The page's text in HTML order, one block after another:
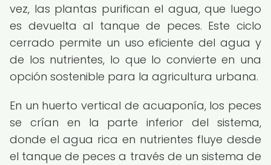
vez, las plantas purifican el agua, que luego
es devuelta al tanque de peces. Este ciclo
cerrado permite un uso eficiente del agua y
de los nutrientes, lo que lo convierte en una
opción sostenible para la agricultura urbana.
En un huerto vertical de acuaponía, los peces
se crían en la parte inferior del sistema,
donde el agua rica en nutrientes fluye desde
el tanque de peces a través de un sistema de